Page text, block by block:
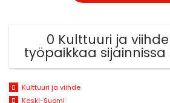
0 Kulttuuri ja
työpaikkaa sijainnissa
Kulttuuri ja viihde
Keski-Suomi